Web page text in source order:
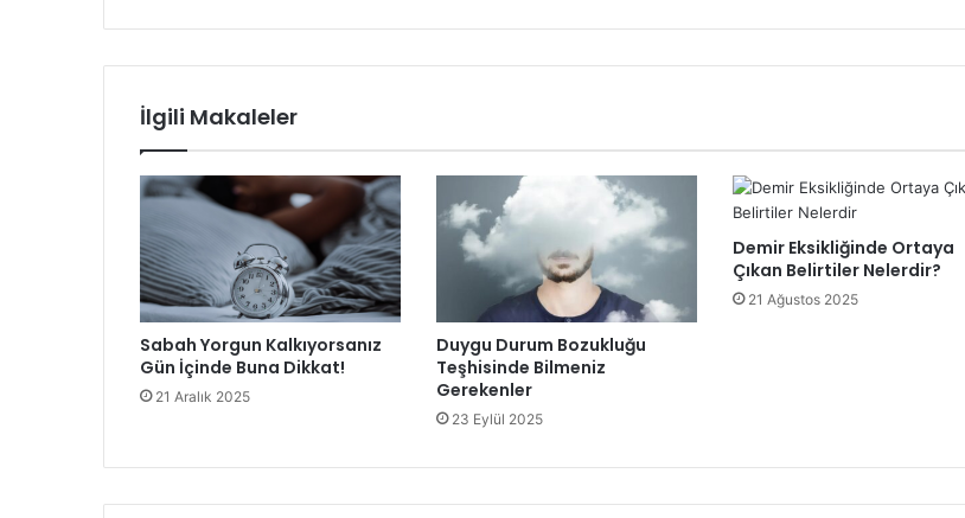
İlgili Makaleler
Sabah Yorgun Kalkıyorsanız
Gün İçinde Buna Dikkat!
21 Aralık 2025
Duygu Durum Bozukluğu
Teşhisinde Bilmeniz
Gerekenler
23 Eylül 2025
Demir Eksikliğinde Ortaya
Çıkan Belirtiler Nelerdir?
21 Ağustos 2025